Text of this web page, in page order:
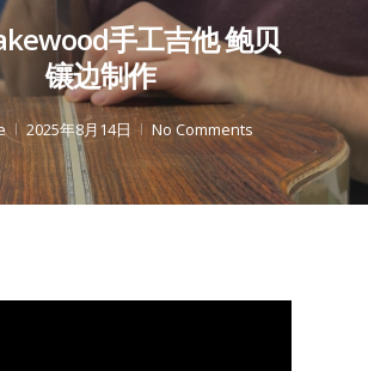
手工吉他 鲍贝
镶边制作
2025年8月14日 No Comments